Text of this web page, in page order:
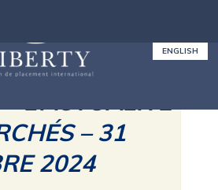
ENGLISH
L’ACTUALITÉ
– 31
2024